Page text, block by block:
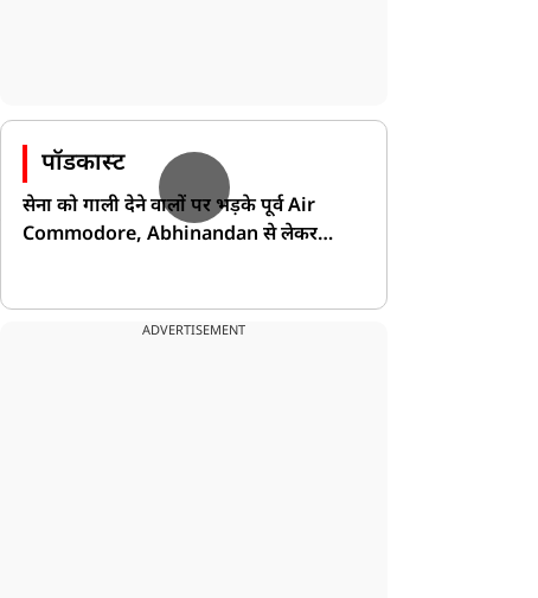
पॉडकास्ट
सेना को गाली देने वालों पर भड़के पूर्व Air
Commodore, Abhinandan से लेकर
ADVERTISEMENT